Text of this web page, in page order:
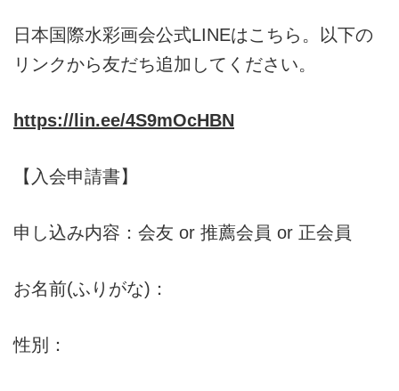
日本国際水彩画会公式LINEはこちら。以下の
リンクから友だち追加してください。
https://lin.ee/4S9mOcHBN
【入会申請書】
申し込み内容：会友 or 推薦会員 or 正会員
お名前(ふりがな)：
性別：